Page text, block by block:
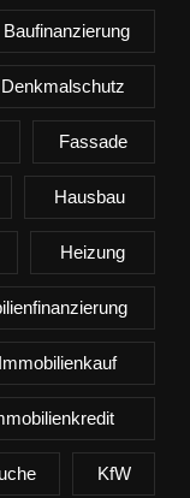
Baufinanzierung
Denkmalschutz
Fassade
Hausbau
Heizung
Immobilienkauf
KfW